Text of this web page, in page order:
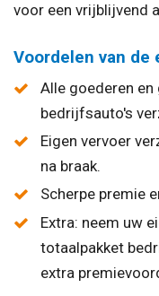
voor een vrijblijvend
Voordelen van de
Alle goederen
bedrijfsauto's
Eigen vervoer
na braak.
Scherpe premie
Extra: neem uw
totaalpakket
extra